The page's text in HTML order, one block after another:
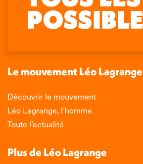
Facebook
s'ouvre
une
fenêtre
X
s'ouvre
une
fenêtre
LinkedIn
s'ouvre
une
fenêtre
Instagram
s'ouvre
une
nouvelle
fenêtre
Le mouvement Léo Lagrange
Découvrir le mouvement
Léo Lagrange, l’homme
Toute l’actualité
Plus de Léo Lagrange